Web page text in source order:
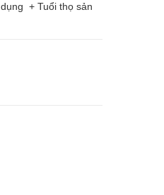
+ Tuổi thọ sản